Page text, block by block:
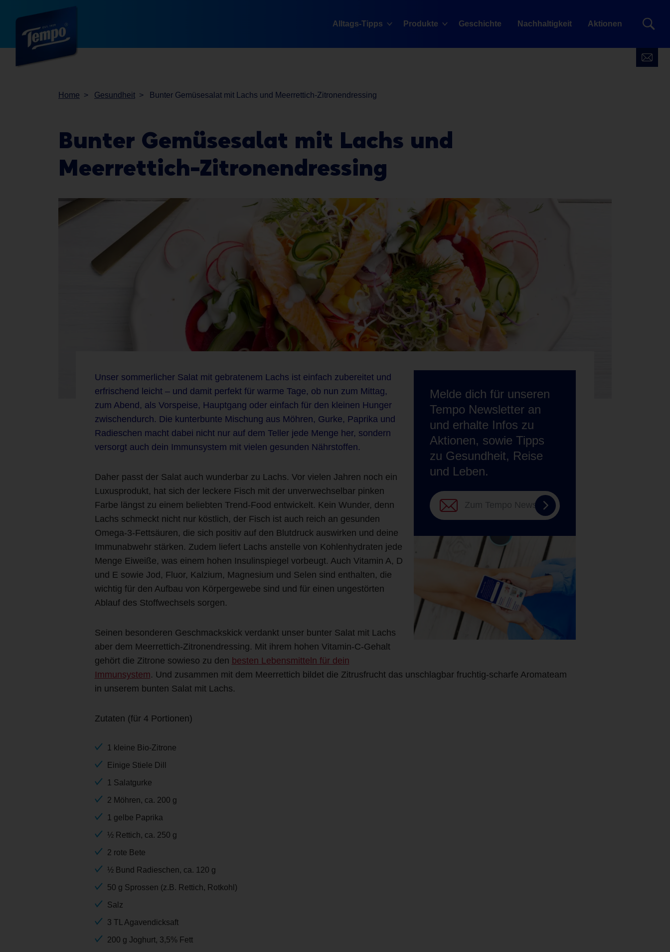
Alltags-Tipps Produkte Geschichte Nachhaltigkeit Aktionen
Home Gesundheit Bunter Gemüsesalat mit Lachs und Meerrettich-Zitronendressing
Bunter Gemüsesalat mit Lachs und
Meerrettich-Zitronendressing
Melde dich für unseren
Tempo Newsletter an
und erhalte Infos zu
Aktionen, sowie Tipps
zu Gesundheit, Reise
und Leben.
Zum
Tempo
anmelden
Unser sommerlicher Salat mit gebratenem Lachs ist einfach zubereitet und
erfrischend leicht – und damit perfekt für warme Tage, ob nun zum Mittag,
zum Abend, als Vorspeise, Hauptgang oder einfach für den kleinen Hunger
zwischendurch. Die kunterbunte Mischung aus Möhren, Gurke, Paprika und
Radieschen macht dabei nicht nur auf dem Teller jede Menge her, sondern
versorgt auch dein Immunsystem mit vielen gesunden Nährstoffen.
Daher passt der Salat auch wunderbar zu Lachs. Vor vielen Jahren noch ein
Luxusprodukt, hat sich der leckere Fisch mit der unverwechselbar pinken
Farbe längst zu einem beliebten Trend-Food entwickelt. Kein Wunder, denn
Lachs schmeckt nicht nur köstlich, der Fisch ist auch reich an gesunden
Omega-3-Fettsäuren, die sich positiv auf den Blutdruck auswirken und deine
Immunabwehr stärken. Zudem liefert Lachs anstelle von Kohlenhydraten jede
Menge Eiweiße, was einem hohen Insulinspiegel vorbeugt. Auch Vitamin A, D
und E sowie Jod, Fluor, Kalzium, Magnesium und Selen sind enthalten, die
wichtig für den Aufbau von Körpergewebe sind und für einen ungestörten
Ablauf des Stoffwechsels sorgen.
Seinen besonderen Geschmackskick verdankt unser bunter Salat mit Lachs
aber dem Meerrettich-Zitronendressing. Mit ihrem hohen Vitamin-C-Gehalt
gehört die Zitrone sowieso zu den besten Lebensmitteln für dein
Immunsystem. Und zusammen mit dem Meerrettich bildet die Zitrusfrucht das unschlagbar fruchtig-scharfe Aromateam
in unserem bunten Salat mit Lachs.
Zutaten (für 4 Portionen)
1 kleine Bio-Zitrone
Einige Stiele Dill
1 Salatgurke
2 Möhren, ca. 200 g
1 gelbe Paprika
½ Rettich, ca. 250 g
2 rote Bete
½ Bund Radieschen, ca. 120 g
50 g Sprossen (z.B. Rettich, Rotkohl)
Salz
3 TL Agavendicksaft
200 g Joghurt, 3,5% Fett